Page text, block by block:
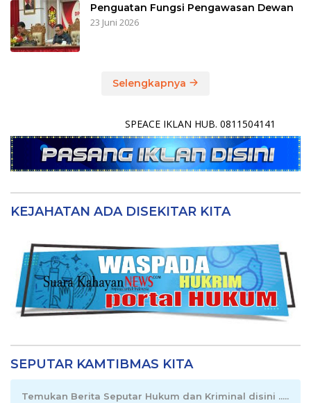
Penguatan Fungsi Pengawasan Dewan
23 Juni 2026
Selengkapnya
SPEACE IKLAN HUB. 0811504141
KEJAHATAN ADA DISEKITAR KITA
SEPUTAR KAMTIBMAS KITA
Temukan Berita Seputar Hukum dan Kriminal disini .....